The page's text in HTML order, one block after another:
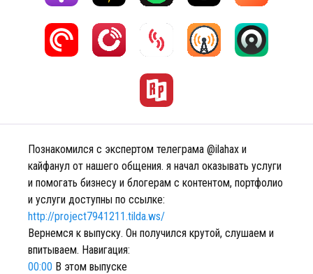
Познакомился с экспертом телеграма @ilahax и
кайфанул от нашего общения. я начал оказывать услуги
и помогать бизнесу и блогерам с контентом, портфолио
и услуги доступны по ссылке:
http://project7941211.tilda.ws/
Вернемся к выпуску. Он получился крутой, слушаем и
впитываем. Навигация:
00:00 В этом выпуске